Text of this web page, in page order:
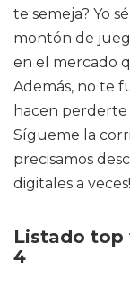
te semeja? Yo
montón de
en el mercado
Además, no te
hacen perderte
Sígueme la
precisamos
digitales a
Listado top
4